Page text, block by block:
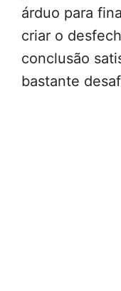
árduo para
criar o
conclusão
bastante